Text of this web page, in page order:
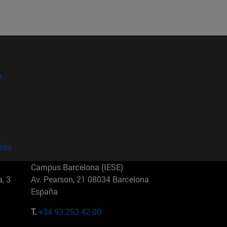
3
Campus Barcelona (IESE)
Av. Pearson, 21 08034 Barcelona
España
T.+34 93 253 42 00